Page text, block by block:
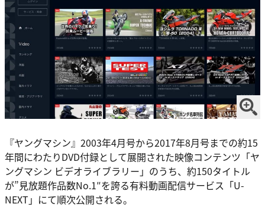
『ヤングマシン』2003年4月号から2017年8月号までの約15
年間にわたりDVD付録として展開された映像コンテンツ「ヤ
ングマシン ビデオライブラリー」のうち、約150タイトル
が”見放題作品数No.1″を誇る有料動画配信サービス「U-
NEXT」にて順次公開される。